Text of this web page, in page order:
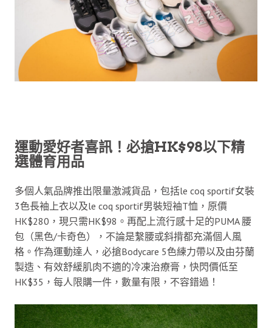
運動愛好者喜訊！必搶HK$98以下精
選體育用品
多個人氣品牌推出限量激減貨品，包括le coq sportif女裝
3色長袖上衣以及le coq sportif男裝短袖T恤，原價
HK$280，現只需HK$98。再配上流行感十足的PUMA 腰
包（黑色/卡奇色），不論是繫腰或斜揹都充滿個人風
格。作為運動達人，必搶Bodycare 5色練力帶以及由芬蘭
製造、有效舒緩肌肉不適的冷凍治療膏，快閃價低至
HK$35，每人限購一件，數量有限，不容錯過！